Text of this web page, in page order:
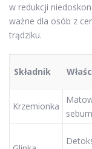
w redukcji
ważne dla osób z
trądziku.
Składnik
Krzemionka
sebum